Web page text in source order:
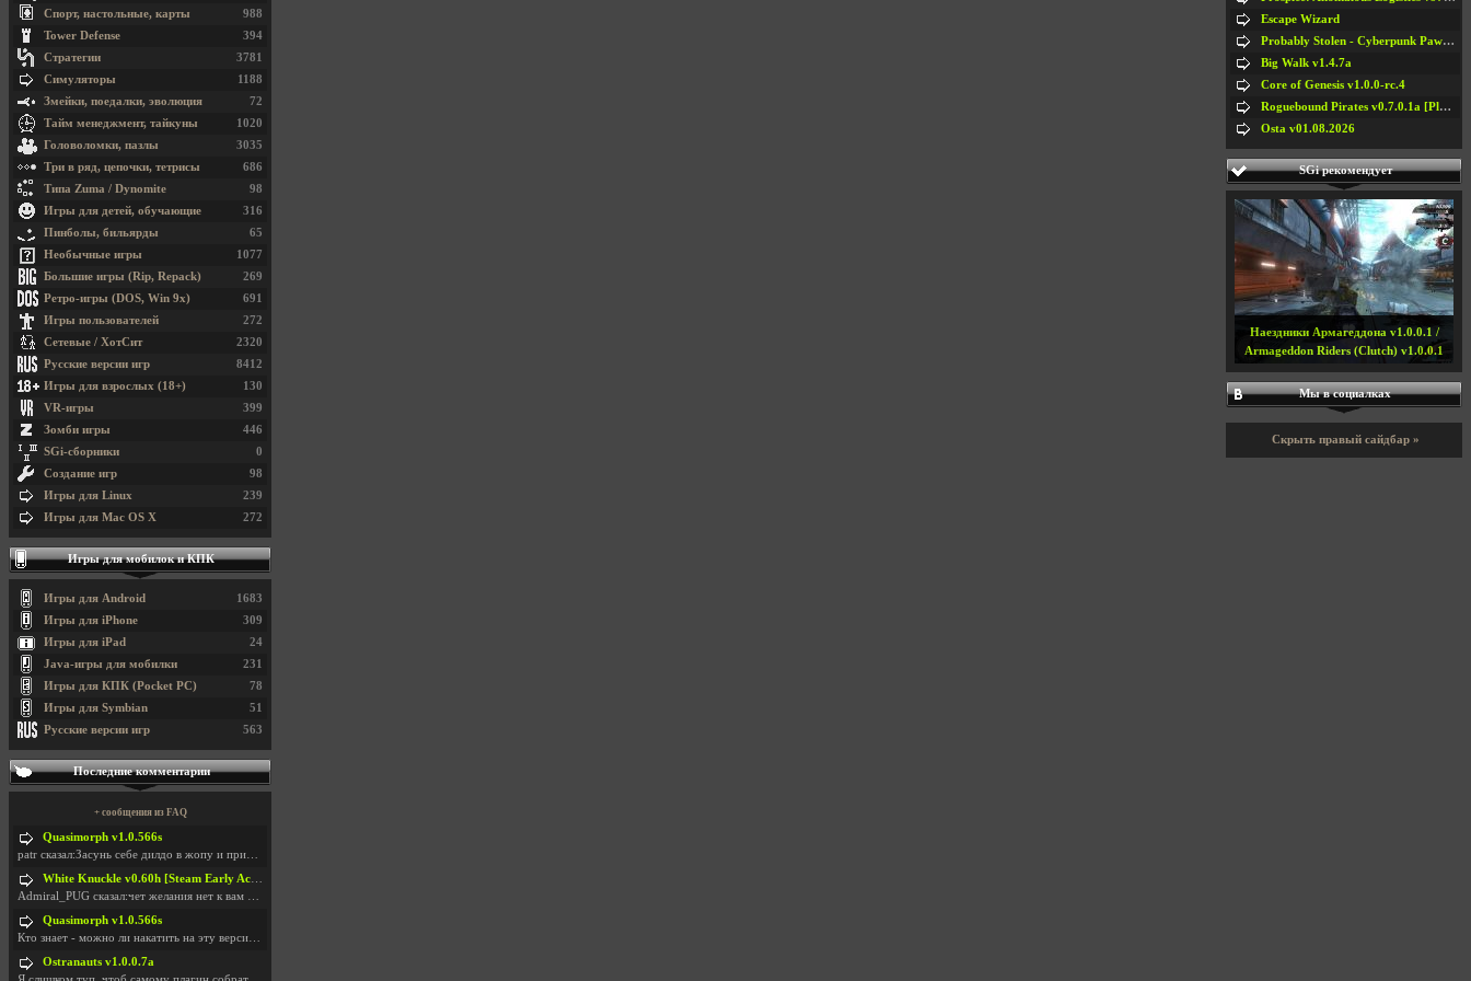
988
Спорт, настольные, карты
394
Tower Defense
3781
Стратегии
1188
Симуляторы
72
Змейки, поедалки, эволюция
1020
Тайм менеджмент, тайкуны
3035
Головоломки, пазлы
686
Три в ряд, цепочки, тетрисы
98
Типа Zuma / Dynomite
316
Игры для детей, обучающие
65
Пинболы, бильярды
1077
Необычные игры
269
Большие игры (Rip, Repack)
691
Ретро-игры (DOS, Win 9x)
272
Игры пользователей
2320
Сетевые / ХотСит
8412
Русские версии игр
130
Игры для взрослых (18+)
399
VR-игры
446
Зомби игры
0
SGi-сборники
98
Создание игр
239
Игры для Linux
272
Игры для Mac OS X
Игры для мобилок и КПК
1683
Игры для Android
309
Игры для iPhone
24
Игры для iPad
231
Java-игры для мобилки
78
Игры для КПК (Pocket PC)
51
Игры для Symbian
563
Русские версии игр
Последние комментарии
+ сообщения из FAQ
Quasimorph v1.0.566s
patr сказал:Засунь себе дилдо в жопу и пришли фотк
White Knuckle v0.60h [Steam Early Access]
Admiral_PUG сказал:чет желания нет к вам сюда захо
Quasimorph v1.0.566s
Кто знает - можно ли накатить на эту версию моды?
Ostranauts v1.0.0.7a
Escape Wizard
Probably Stolen - Cyberpunk Pawnshop Simulator v048c [Playtest]
Big Walk v1.4.7a
Core of Genesis v1.0.0-rc.4
Roguebound Pirates v0.7.0.1a [Playtest]
Osta v01.08.2026
SGi рекомендует
Наездники Армагеддона v1.0.0.1 /
Armageddon Riders (Clutch) v1.0.0.1
Мы в социалках
Скрыть правый сайдбар »